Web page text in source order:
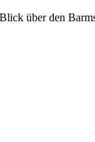
Blick über den